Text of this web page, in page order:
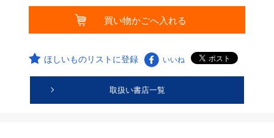
ほしいものリストに登録 いいね
取扱い書店一覧